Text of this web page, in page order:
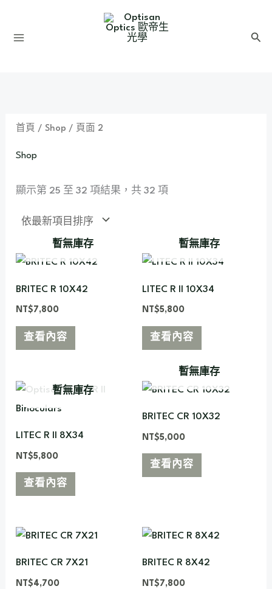
搜
首頁 /Shop / 頁面 2
Shop
顯示第 25 至 32 項結果，共 32 項
新
暫無庫存
BRITEC R 10X42
NT$7,800
查看內容
暫無庫存
LITEC R II 10X34
NT$5,800
查看內容
暫無庫存
LITEC R II 8X34
NT$5,800
查看內容
暫無庫存
BRITEC CR 10X32
NT$5,000
查看內容
BRITEC CR 7X21
NT$4,700
BRITEC R 8X42
NT$7,800